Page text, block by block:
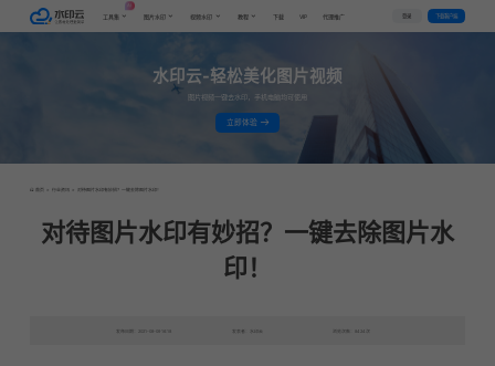
工具集 图片水印 视频水印 教程 下载 VIP 代理推广 登录 下载客户端
水印云-轻松美化图片视频
图片视频一键去水印，手机电脑均可使用
立即体验
首页 > 行业资讯 > 对待图片水印有妙招？一键去除图片水印！
对待图片水印有妙招？一键去除图片水
印！
发布日期：2021-08-09 16:18 发表者：水印云 浏览次数：8424次